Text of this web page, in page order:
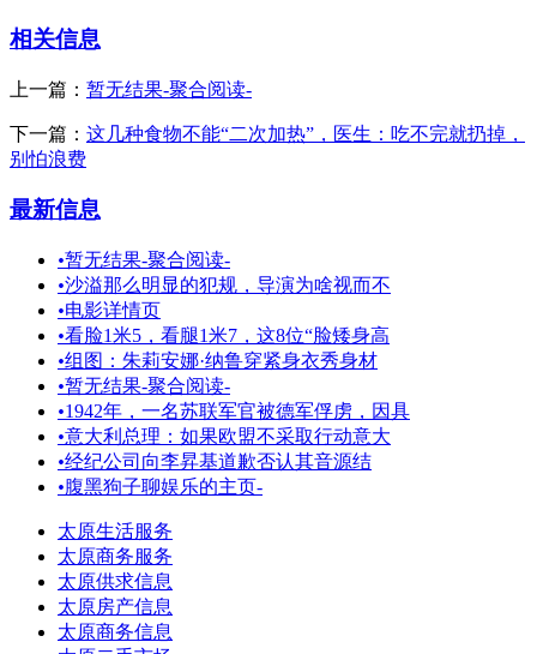
相关信息
上一篇： 暂无结果-聚合阅读-
下一篇： 这几种食物不能“二次加热”，医生：吃不完就扔掉，
别怕浪费
最新信息
•暂无结果-聚合阅读-
•沙溢那么明显的犯规，导演为啥视而不
•电影详情页
•看脸1米5，看腿1米7，这8位“脸矮身高
•组图：朱莉安娜·纳鲁穿紧身衣秀身材
•暂无结果-聚合阅读-
•1942年，一名苏联军官被德军俘虏，因具
•意大利总理：如果欧盟不采取行动意大
•经纪公司向李昇基道歉否认其音源结
•腹黑狗子聊娱乐的主页-
太原生活服务
太原商务服务
太原供求信息
太原房产信息
太原商务信息